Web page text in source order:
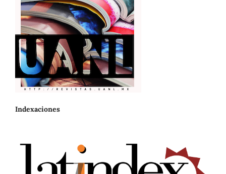
Indexaciones